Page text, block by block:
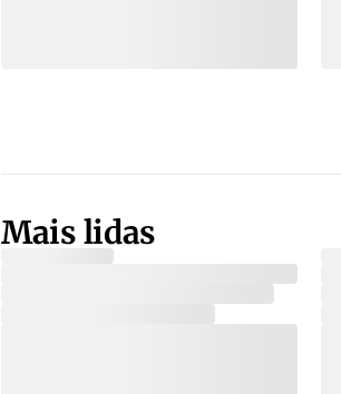
Mais lidas